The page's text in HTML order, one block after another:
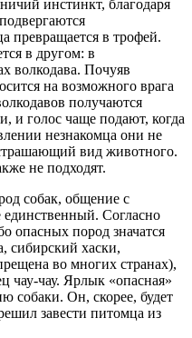
инстинкт, благодаря
превращается в трофей.
в другом: в
волкодава. Почуяв
на возможного врага
получаются
и голос чаще подают, когда
незнакомца они не
вид животного.
не подходят.
собак, общение с
единственный. Согласно
опасных пород значатся
сибирский хаски,
во многих странах),
чау-чау. Ярлык «опасная»
собаки. Он, скорее, будет
завести питомца из